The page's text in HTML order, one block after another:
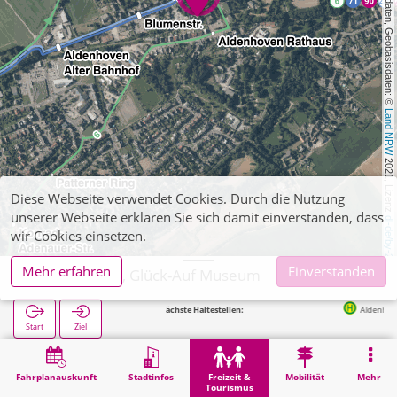
, Kartendaten, Geobasisdaten: ©
Land NRW
2021, Lizenz
dl-de/by-2-0
Fahrplanauskunft Stadtinfos
Freizeit &
Tourismus
Mobilität Mehr
Aldenhoven, Glück-Auf Museum
Start Ziel
Nächste Haltestellen: Aldenhoven Kapelle in
Freizeit & Tourismus Kultur Aldenhoven, Glück-Auf Museum
Diese Webseite verwendet Cookies. Durch die Nutzung
unserer Webseite erklären Sie sich damit einverstanden, dass
wir Cookies einsetzen.
Mehr erfahren
Einverstanden